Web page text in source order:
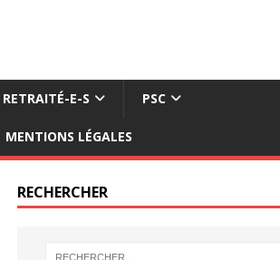
RETRAITÉ-E-S PSC
MENTIONS LÉGALES
RECHERCHER